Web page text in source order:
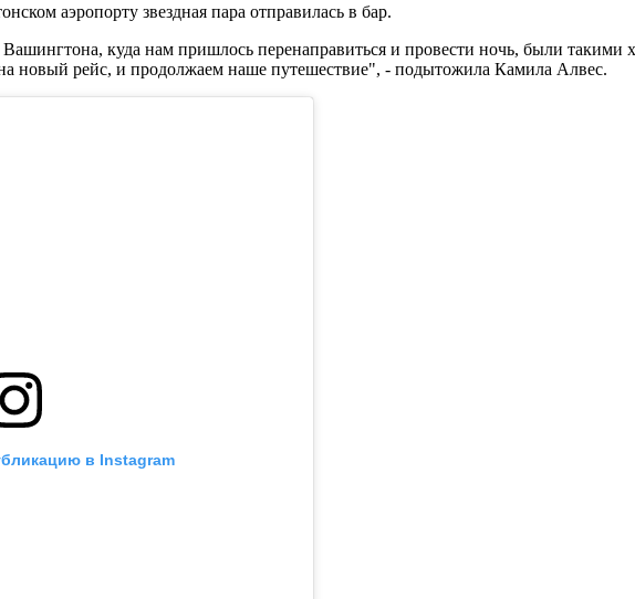
аэропорту звездная пара отправилась в бар.
Вашингтона, куда нам пришлось перенаправиться и провести ночь, были
новый рейс, и продолжаем наше путешествие", - подытожила Камила Алвес.
в Instagram